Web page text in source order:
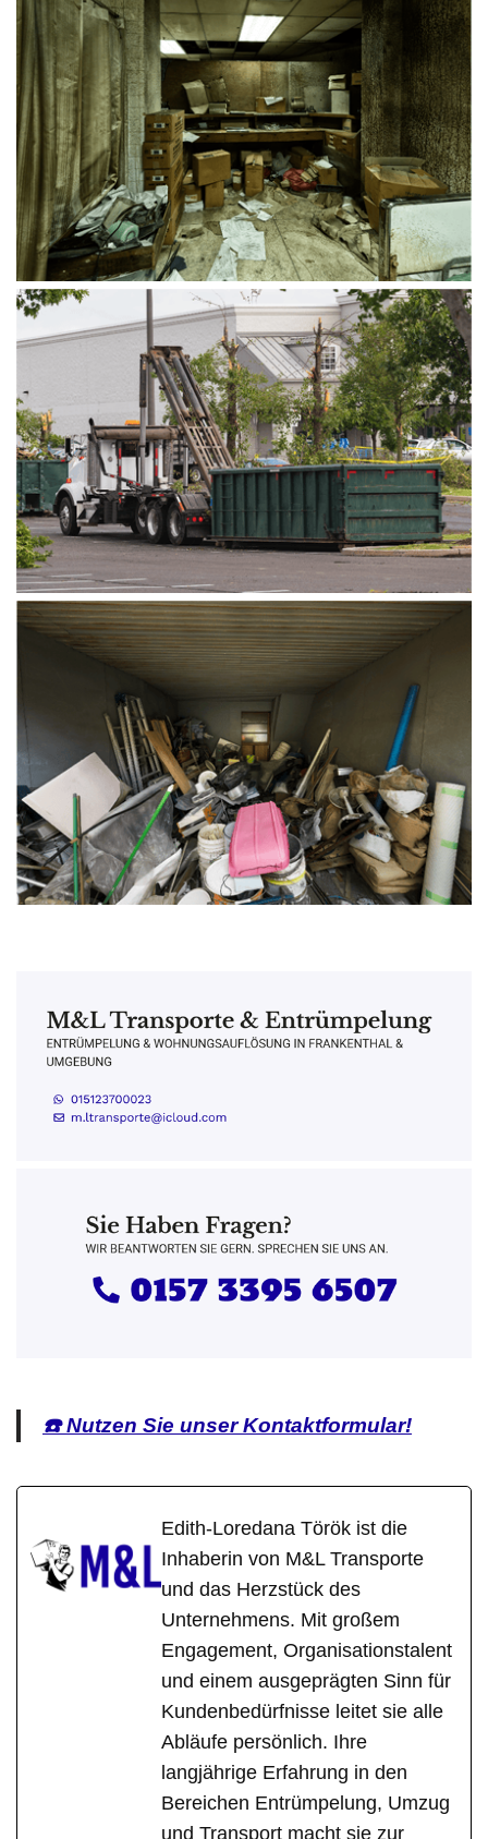
☎️ Nutzen Sie unser Kontaktformular!
Edith-Loredana Török ist die
Inhaberin von M&L Transporte
und das Herzstück des
Unternehmens. Mit großem
Engagement, Organisationstalent
und einem ausgeprägten Sinn für
Kundenbedürfnisse leitet sie alle
Abläufe persönlich. Ihre
langjährige Erfahrung in den
Bereichen Entrümpelung, Umzug
und Transport macht sie zur